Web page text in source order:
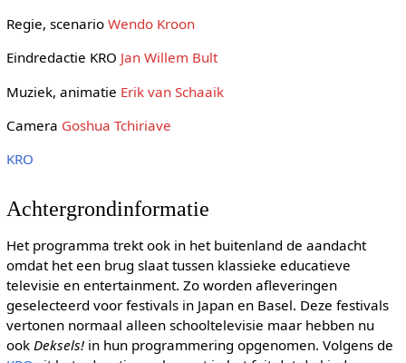
Regie, scenario Wendo Kroon
Eindredactie KRO Jan Willem Bult
Muziek, animatie Erik van Schaaik
Camera Goshua Tchiriave
KRO
Achtergrondinformatie
Het programma trekt ook in het buitenland de aandacht
omdat het een brug slaat tussen klassieke educatieve
televisie en entertainment. Zo worden afleveringen
geselecteerd voor festivals in Japan en Basel. Deze festivals
vertonen normaal alleen schooltelevisie maar hebben nu
ook Deksels!in hun programmering opgenomen. Volgens de